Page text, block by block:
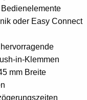
oder Easy Connect
in-Klemmen
mm Breite